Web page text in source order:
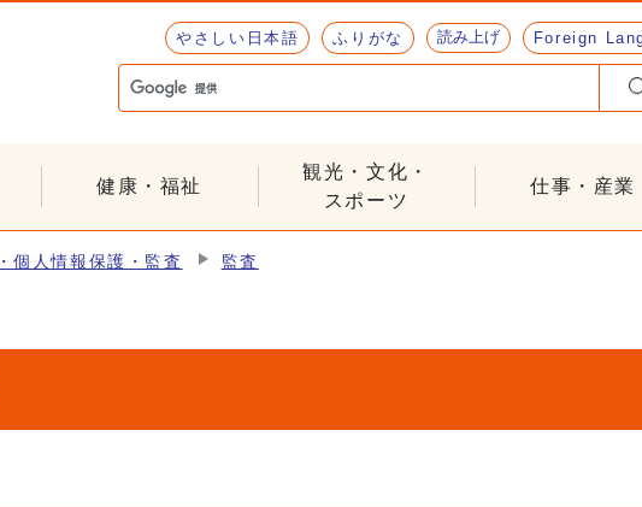
やさしい日本語 ふりがな 読み上げ Foreign
健康・福祉
観光・文化・
スポーツ
仕事・産業
個人情報保護・監査 監査